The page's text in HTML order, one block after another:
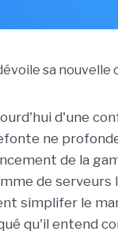
d'une
ne
de la
de serveurs
simplifer le
qu'il entend